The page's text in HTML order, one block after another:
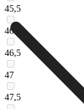
45,5
46
46,5
47
47,5